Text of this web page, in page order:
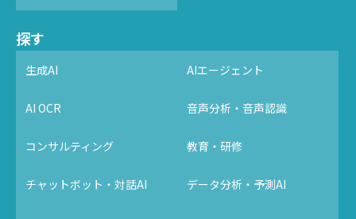
探す
生成AI AIエージェント
AI OCR 音声分析・音声認識
コンサルティング 教育・研修
チャットボット・対話AI データ分析・予測AI